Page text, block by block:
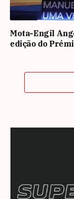
Mota-Engil
edição do